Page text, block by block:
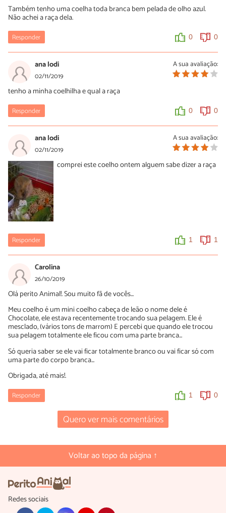
Stella
Mini lion
Também tenho uma coelha toda branca bem pelada de olho azul.
Não achei a raça dela.
Responder 0 0
A sua avaliação:
ana lodi
02/11/2019
tenho a minha coelhilha e qual a raça
Responder 0 0
A sua avaliação:
ana lodi
02/11/2019
comprei este coelho ontem alguem sabe dizer a raça
Responder 1 1
Carolina
26/10/2019
Olá perito Animal!. Sou muito fã de vocês...
Meu coelho é um mini coelho cabeça de leão o nome dele é
Chocolate, ele estava recentemente trocando sua pelagem. Ele é
mesclado, (vários tons de marrom) E percebi que quando ele trocou
sua pelagem totalmente ele ficou com uma parte branca...
Só queria saber se ele vai ficar totalmente branco ou vai ficar só com
uma parte do corpo branca...
Obrigada, até mais!.
Responder 1 0
Quero ver mais comentários
Voltar ao topo da página ↑
Redes sociais